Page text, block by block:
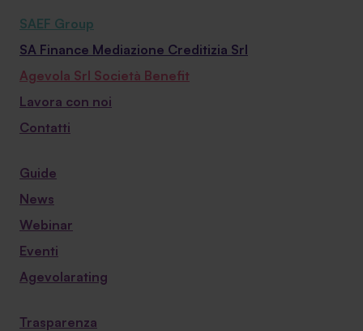
SAEF Group
SA Finance Mediazione Creditizia Srl
Agevola Srl Società Benefit
Lavora con noi
Contatti
Guide
News
Webinar
Eventi
Agevolarating
Trasparenza